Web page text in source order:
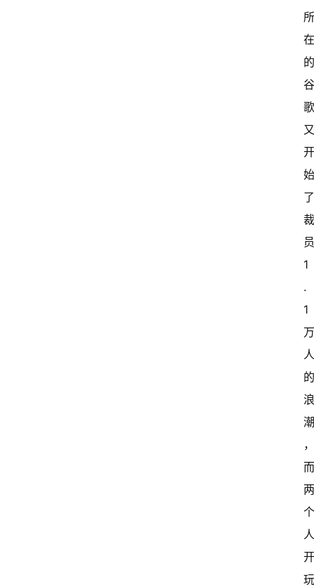
1
.
1